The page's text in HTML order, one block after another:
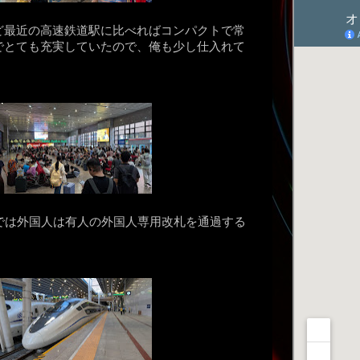
近の高速鉄道駅に比べればコンパクトで常
ても充実していたので、俺も少し仕入れて
外国人は有人の外国人専用改札を通過する